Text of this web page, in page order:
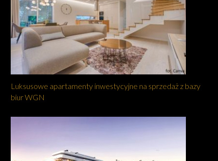
Luksusowe apartamenty inwestycyjne na sprzedaż z bazy
biur WGN